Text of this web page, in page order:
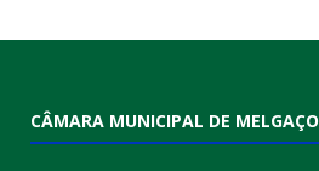
CÂMARA MUNICIPAL DE MELGAÇO